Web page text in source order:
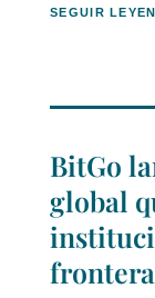
SEGUIR
BitGo
global